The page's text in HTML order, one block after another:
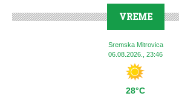
VREME
Sremska Mitrovica
06.08.2026., 23:46
28°C